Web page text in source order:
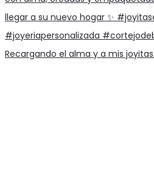
Recargando el alma y a mis joyitas